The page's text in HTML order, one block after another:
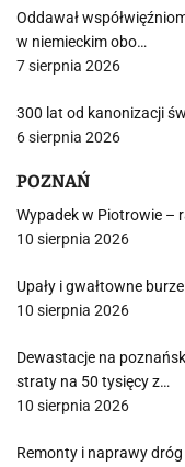
Oddawał
w niemieckim obo…
7 sierpnia 2026
300 lat od kanonizacji
6 sierpnia 2026
POZNAŃ
Wypadek w Piotrowie –
10 sierpnia 2026
Upały i gwałtowne
10 sierpnia 2026
Dewastacje na
straty na 50 tysięcy z…
10 sierpnia 2026
Remonty i naprawy